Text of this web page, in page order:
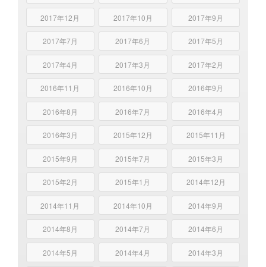
2017年12月 2017年10月 2017年9月
2017年7月 2017年6月 2017年5月
2017年4月 2017年3月 2017年2月
2016年11月 2016年10月 2016年9月
2016年8月 2016年7月 2016年4月
2016年3月 2015年12月 2015年11月
2015年9月 2015年7月 2015年3月
2015年2月 2015年1月 2014年12月
2014年11月 2014年10月 2014年9月
2014年8月 2014年7月 2014年6月
2014年5月 2014年4月 2014年3月